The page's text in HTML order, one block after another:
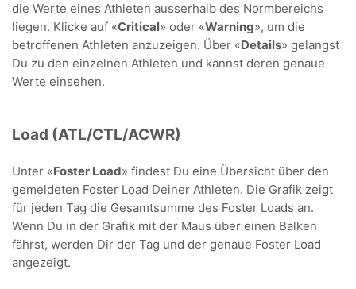
die Werte eines Athleten ausserhalb des Normbereichs
liegen. Klicke auf «Critical» oder «Warning», um die
betroffenen Athleten anzuzeigen. Über «Details» gelangst
Du zu den einzelnen Athleten und kannst deren genaue
Werte einsehen.
Load (ATL/CTL/ACWR)
Unter «Foster Load» findest Du eine Übersicht über den
gemeldeten Foster Load Deiner Athleten. Die Grafik zeigt
für jeden Tag die Gesamtsumme des Foster Loads an.
Wenn Du in der Grafik mit der Maus über einen Balken
fährst, werden Dir der Tag und der genaue Foster Load
angezeigt.